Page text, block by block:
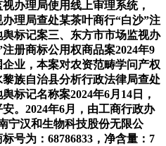
理局使用线上审理系统，
理局查处某茶叶商行“白沙”注
标记案三、东方市市场监视办
册商标公用权商品案2024年9
业，本案对农资范畴学问产权
族自治县分析行政法律局查处
标记名称案2024年6月14日，
。2024年6月，由工商行政办
宁汉和生物科技股份无限公
号为：68786833，净含量：7